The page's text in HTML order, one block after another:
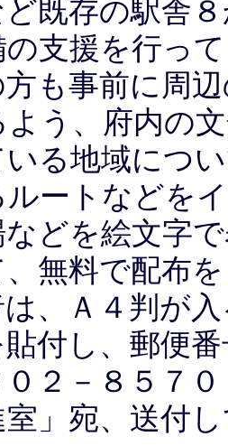
ど既存の駅舎
の支援を行っ
も事前に周
う、府内の
る地域につ
ートなどを
どを絵文字
無料で配布
、Ａ４判が入
貼付し、郵便
０２－８５７
室」宛、送付